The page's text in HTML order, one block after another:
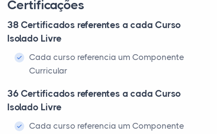
Certificações
38 Certificados referentes a cada Curso
Isolado Livre
Cada curso referencia um Componente
Curricular
36 Certificados referentes a cada Curso
Isolado Livre
Cada curso referencia um Componente